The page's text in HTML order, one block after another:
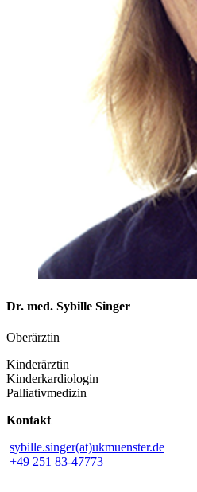
Dr. med. Sybille Singer
Oberärztin
Kinderärztin
Kinderkardiologin
Palliativmedizin
Kontakt
sybille.singer(at)ukmuenster.de
+49 251 83-47773